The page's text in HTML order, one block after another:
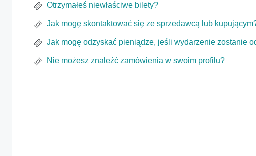
Otrzymałeś niewłaściwe bilety?
Jak mogę skontaktować się ze sprzedawcą lub
Jak mogę odzyskać pieniądze, jeśli wydarzenie zostanie
Nie możesz znaleźć zamówienia w swoim profilu?